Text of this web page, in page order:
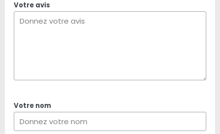
Votre avis
Votre nom